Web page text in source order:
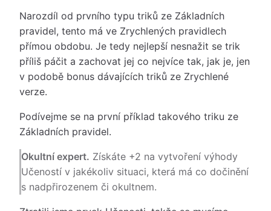
Narozdíl od prvního typu triků ze Základních
pravidel, tento má ve Zrychlených pravidlech
přímou obdobu. Je tedy nejlepší nesnažit se trik
příliš páčit a zachovat jej co nejvíce tak, jak je, jen
v podobě bonus dávajících triků ze Zrychlené
verze.
Podívejme se na první příklad takového triku ze
Základních pravidel.
Okultní expert. Získáte +2 na vytvoření výhody
Učeností v jakékoliv situaci, která má co dočinění
s nadpřirozenem či okultnem.